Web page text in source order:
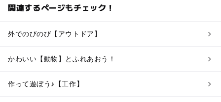
関連するページもチェック！
外でのびのび【アウトドア】
かわいい【動物】とふれあおう！
作って遊ぼう♪【工作】